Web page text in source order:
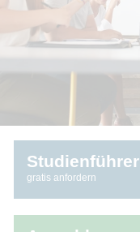
Studienführer
gratis anfordern